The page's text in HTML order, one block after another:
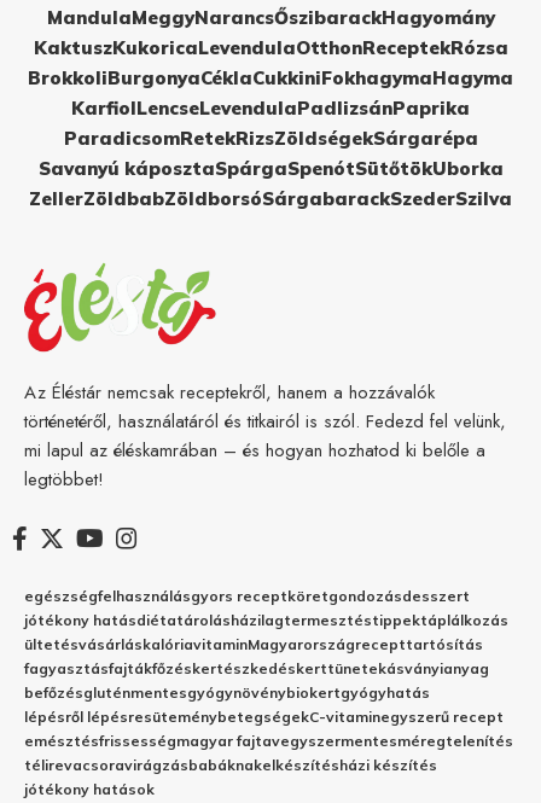
MandulaMeggyNarancsŐszibarackHagyomány
KaktuszKukoricaLevendulaOtthonReceptekRózsa
BrokkoliBurgonyaCéklaCukkiniFokhagymaHagyma
KarfiolLencseLevendulaPadlizsánPaprika
ParadicsomRetekRizsZöldségekSárgarépa
Savanyú káposztaSpárgaSpenótSütőtökUborka
ZellerZöldbabZöldborsóSárgabarackSzederSzilva
Az Éléstár nemcsak receptekről, hanem a hozzávalók
történetéről, használatáról és titkairól is szól. Fedezd fel velünk,
mi lapul az éléskamrában – és hogyan hozhatod ki belőle a
legtöbbet!
egészségfelhasználásgyors receptköretgondozásdesszert
jótékony hatásdiétatárolásházilagtermesztéstippektáplálkozás
ültetésvásárláskalóriavitaminMagyarországrecepttartósítás
fagyasztásfajtákfőzéskertészkedéskerttünetekásványianyag
befőzésgluténmentesgyógynövénybiokertgyógyhatás
lépésről lépésresüteménybetegségekC-vitaminegyszerű recept
emésztésfrissességmagyar fajtavegyszermentesméregtelenítés
télirevacsoravirágzásbabáknakelkészítésházi készítés
jótékony hatások